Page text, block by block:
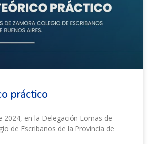
práctico
2024, en la Delegación Lomas de
de Escribanos de la Provincia de